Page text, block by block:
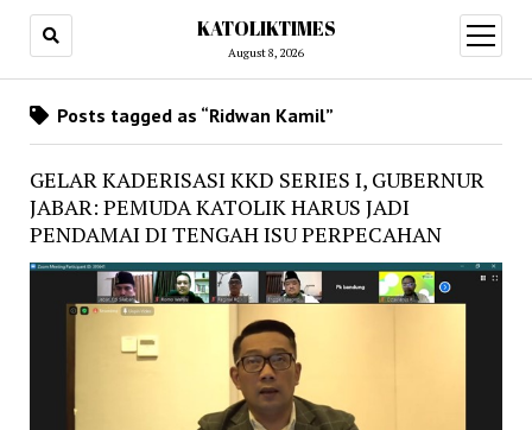
KATOLIKTIMES
August 8, 2026
open
menu
Posts tagged as “Ridwan Kamil”
GELAR KADERISASI KKD SERIES I, GUBERNUR
JABAR: PEMUDA KATOLIK HARUS JADI
PENDAMAI DI TENGAH ISU PERPECAHAN